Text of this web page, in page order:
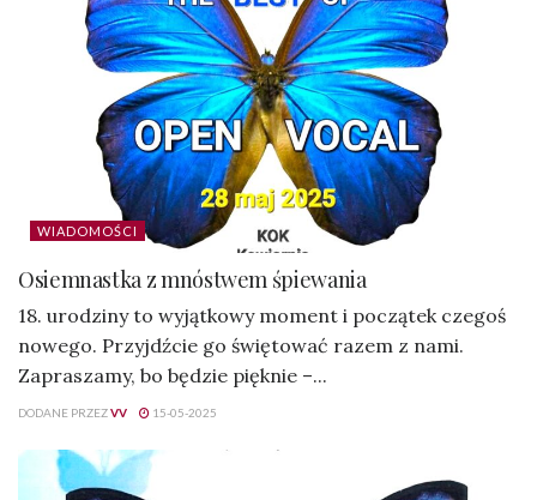
WIADOMOŚCI
Osiemnastka z mnóstwem śpiewania
18. urodziny to wyjątkowy moment i początek czegoś
nowego. Przyjdźcie go świętować razem z nami.
Zapraszamy, bo będzie pięknie –...
DODANE PRZEZVV 15-05-2025